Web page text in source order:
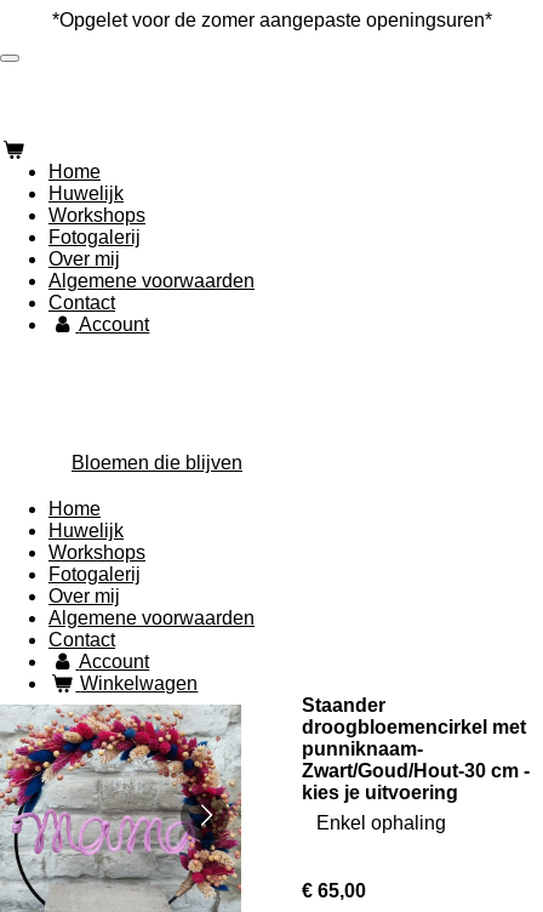
naar
*Opgelet voor de zomer aangepaste openingsuren*
Home
Huwelijk
Workshops
Fotogalerij
Over mij
Algemene voorwaarden
Contact
Account
Bloemen die blijven
Home
Huwelijk
Workshops
Fotogalerij
Over mij
Algemene voorwaarden
Contact
Account
Winkelwagen
Staander
droogbloemencirkel met
punniknaam-
Zwart/Goud/Hout-30 cm -
kies je uitvoering
Enkel ophaling
€ 65,00